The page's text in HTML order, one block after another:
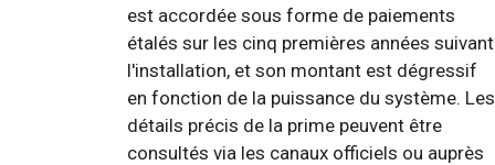
est accordée sous forme de paiements
étalés sur les cinq premières années suivant
l'installation, et son montant est dégressif
en fonction de la puissance du système. Les
détails précis de la prime peuvent être
consultés via les canaux officiels ou auprès